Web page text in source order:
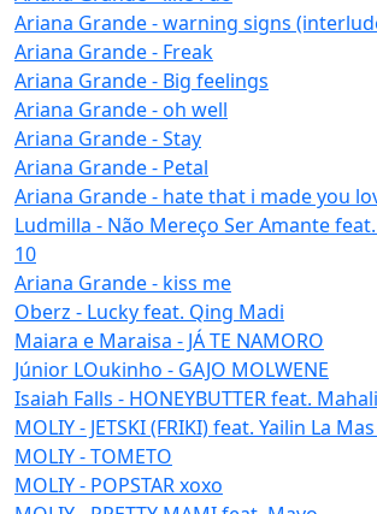
Ariana Grande - warning signs
Ariana Grande - Freak
Ariana Grande - Big feelings
Ariana Grande - oh well
Ariana Grande - Stay
Ariana Grande - Petal
Ariana Grande - hate that i made you
Ludmilla - Não Mereço Ser Amante
10
Ariana Grande - kiss me
Oberz - Lucky feat. Qing Madi
Maiara e Maraisa - JÁ TE NAMORO
Júnior LOukinho - GAJO MOLWENE
Isaiah Falls - HONEYBUTTER feat.
MOLIY - JETSKI (FRIKI) feat. Yailin La
MOLIY - TOMETO
MOLIY - POPSTAR xoxo